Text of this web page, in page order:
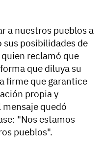
a nuestros pueblos a
posibilidades de
reclamó que
que diluya su
firme que garantice
propia y
quedó
"Nos estamos
pueblos".